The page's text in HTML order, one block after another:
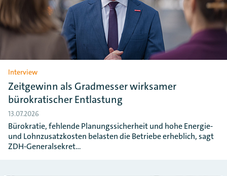
Interview
Zeitgewinn als Gradmesser wirksamer
bürokratischer Entlastung
13.07.2026
Bürokratie, fehlende Planungssicherheit und hohe Energie-
und Lohnzusatzkosten belasten die Betriebe erheblich, sagt
ZDH-Generalsekret…